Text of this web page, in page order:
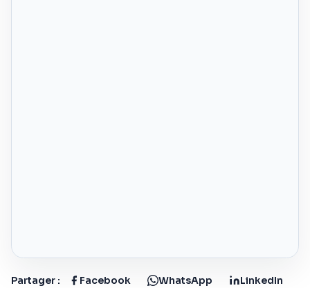
Partager : Facebook WhatsApp
LinkedIn